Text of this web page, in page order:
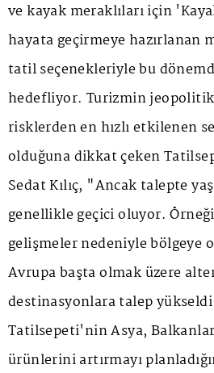
ve kayak meraklıları için
hayata geçirmeye hazırlanan
tatil seçenekleriyle bu
hedefliyor. Turizmin
risklerden en hızlı etkilenen
olduğuna dikkat çeken
Sedat Kılıç, "Ancak talepte
genellikle geçici oluyor.
gelişmeler nedeniyle bölgeye
Avrupa başta olmak üzere
destinasyonlara talep
Tatilsepeti'nin Asya,
ürünlerini artırmayı